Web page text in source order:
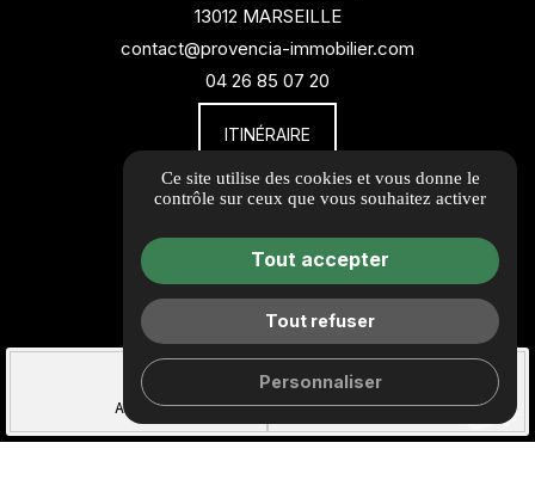
place
ACCÈS CONTACT
call
13012 MARSEILLE
contact@provencia-immobilier.com
04 26 85 07 20
ITINÉRAIRE
Informations complémentaires
Mentions légales
Politique de confidentialité
Barème d'honoraires
Gestion des cookies
Ce site utilise des cookies et vous donne le
contrôle sur ceux que vous souhaitez activer
Tout accepter
Tout refuser
Personnaliser